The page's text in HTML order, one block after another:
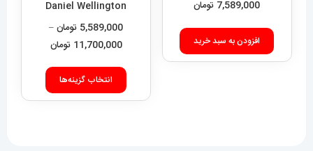
7,589,000 تومان
افزودن به سبد خرید
Daniel Wellington
020551
5,589,000 تومان–
11,700,000 تومانمحدوده
تا
انتخاب گزینه‌ها
این
محصول